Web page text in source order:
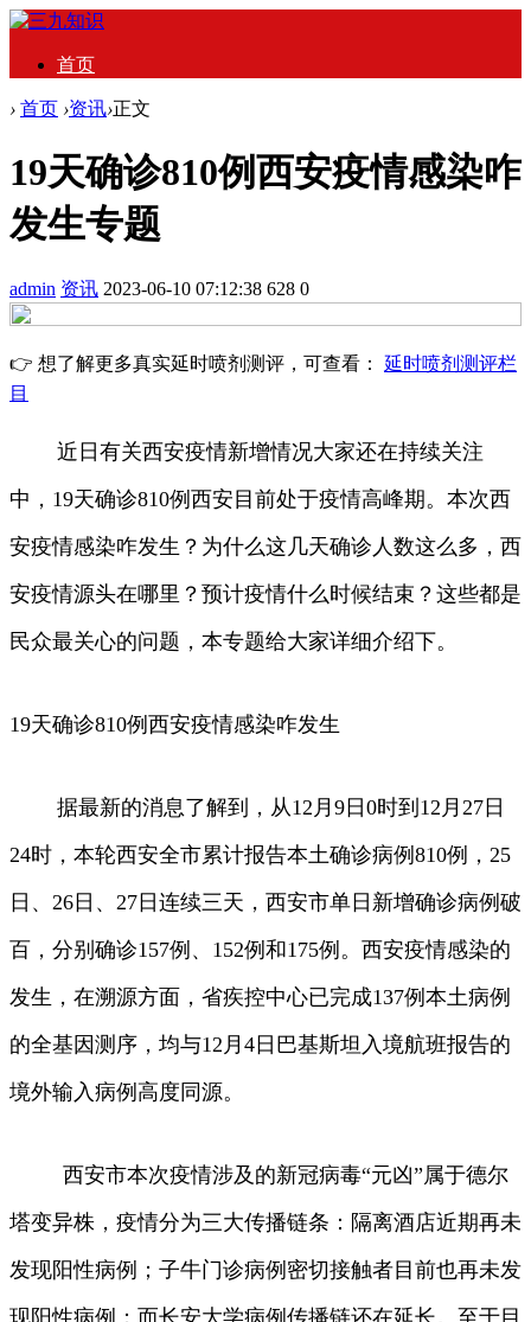
首页
› 首页 ›资讯›正文
19天确诊810例西安疫情感染咋
发生专题
admin 资讯 2023-06-10 07:12:38 628 0
👉 想了解更多真实延时喷剂测评，可查看： 延时喷剂测评栏
目
近日有关西安疫情新增情况大家还在持续关注
中，19天确诊810例西安目前处于疫情高峰期。本次西
安疫情感染咋发生？为什么这几天确诊人数这么多，西
安疫情源头在哪里？预计疫情什么时候结束？这些都是
民众最关心的问题，本专题给大家详细介绍下。
19天确诊810例西安疫情感染咋发生
据最新的消息了解到，从12月9日0时到12月27日
24时，本轮西安全市累计报告本土确诊病例810例，25
日、26日、27日连续三天，西安市单日新增确诊病例破
百，分别确诊157例、152例和175例。西安疫情感染的
发生，在溯源方面，省疾控中心已完成137例本土病例
的全基因测序，均与12月4日巴基斯坦入境航班报告的
境外输入病例高度同源。
西安市本次疫情涉及的新冠病毒“元凶”属于德尔
塔变异株，疫情分为三大传播链条：隔离酒店近期再未
发现阳性病例；子牛门诊病例密切接触者目前也再未发
现阳性病例；而长安大学病例传播链还在延长。至于目